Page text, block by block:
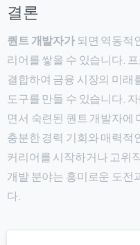
결론
퀀트 개발자가되면 역동적
리어를 쌓을 수 있습니다.
결합하여 금융 시장의 미래
도구를 만들 수 있습니다.
면서 숙련된 퀀트 개발자에
충분한 경력 기회와 매력적
커리어를 시작하거나 고위
개발 분야는 흥미로운 도전
다.